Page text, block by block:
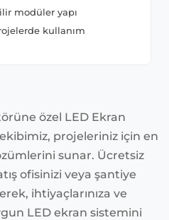
modüler yapı
kullanım
özel LED Ekran
projeleriniz için en
sunar. Ücretsiz
ofisinizi veya şantiye
ihtiyaçlarınıza ve
LED ekran sistemini